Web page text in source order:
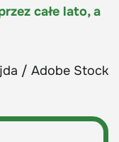
całe lato, a
/ Adobe Stock